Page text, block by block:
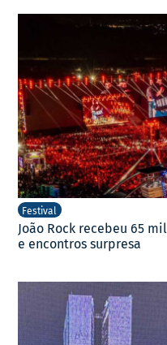
Festival
João Rock recebeu 65
e encontros surpresa